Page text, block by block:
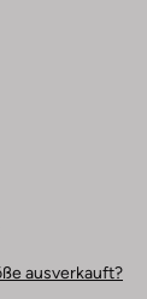
ausverkauft?